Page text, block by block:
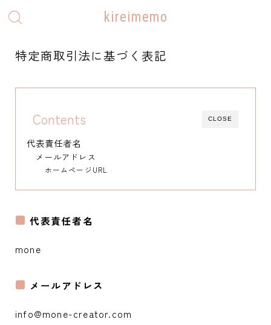
kireimemo
特定商取引法に基づく表記
CLOSE
Contents
代表責任者名
メールアドレス
ホームページURL
代表責任者名
mone
メールアドレス
info@mone-creator.com